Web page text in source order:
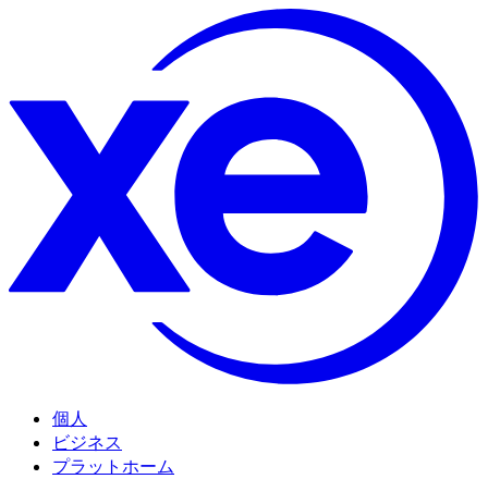
個人
ビジネス
プラットホーム